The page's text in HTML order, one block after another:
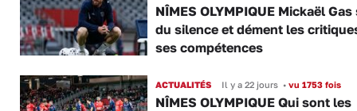
NÎMES OLYMPIQUE Mickaël
du silence et dément les
ses compétences
ACTUALITÉS Il y a 22 jours •vu 1753 fois
NÎMES OLYMPIQUE Qui sont les